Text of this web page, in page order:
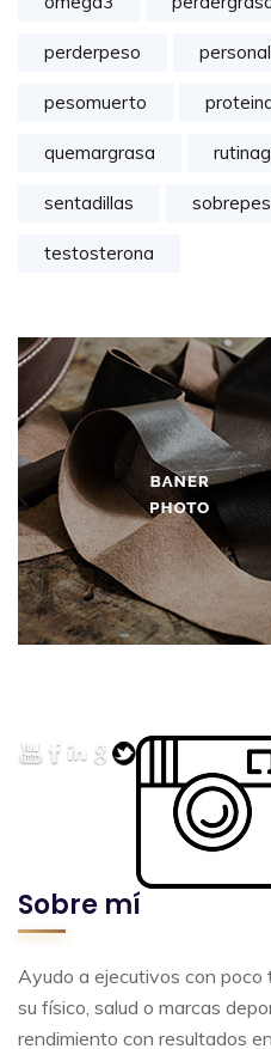
perderpeso
pesomuerto
quemargrasa
sentadillas
testosterona
Sobre mí
Ayudo a ejecutivos con poco
su físico, salud o marcas
rendimiento con resultados